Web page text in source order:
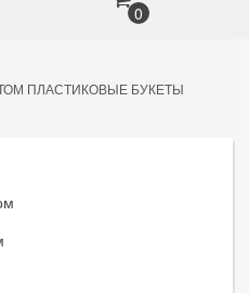
0
ПЛАСТИКОВЫЕ БУКЕТЫ